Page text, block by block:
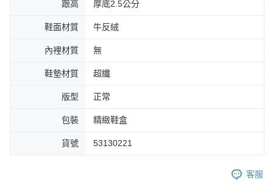
跟高 厚底2.5公分
鞋面材質 牛反絨
內裡材質 無
鞋墊材質 超纖
版型 正常
包裝 精緻鞋盒
貨號 53130221
客服